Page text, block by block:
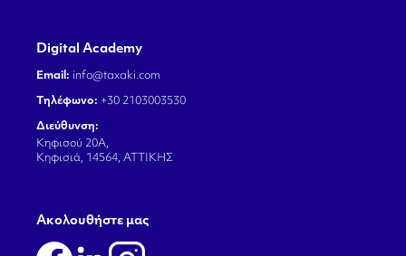
Digital Academy
Email: info@taxaki.com
Τηλέφωνο: +30 2103003530
Διεύθυνση:
Κηφισού 20Α,
Κηφισιά, 14564, ΑΤΤΙΚΗΣ
Aκολουθήστε μας